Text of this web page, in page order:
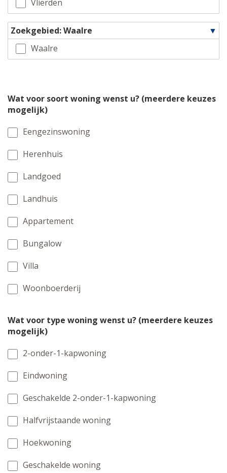
Vlierden
Zoekgebied: Waalre
Waalre
Wat voor soort woning wenst u? (meerdere keuzes
mogelijk)
Eengezinswoning
Herenhuis
Landgoed
Landhuis
Appartement
Bungalow
Villa
Woonboerderij
Wat voor type woning wenst u? (meerdere keuzes
mogelijk)
2-onder-1-kapwoning
Eindwoning
Geschakelde 2-onder-1-kapwoning
Halfvrijstaande woning
Hoekwoning
Geschakelde woning